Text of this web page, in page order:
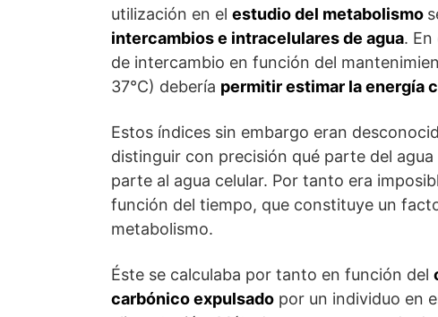
utilización en el estudio del metabolismo
intercambios e intracelulares de agua.
de intercambio en función del
37°C) debería permitir estimar la energía
Estos índices sin embargo eran
distinguir con precisión qué parte del
parte al agua celular. Por tanto era
función del tiempo, que constituye un
metabolismo.
Éste se calculaba por tanto en función del
carbónico expulsado por un individuo en